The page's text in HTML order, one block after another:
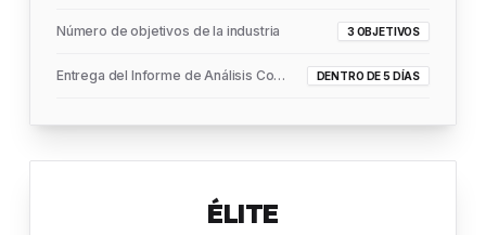
Número de objetivos de la industria 3 OBJETIVOS
Entrega del Informe de Análisis Completo DENTRO DE 5 DÍAS
ÉLITE